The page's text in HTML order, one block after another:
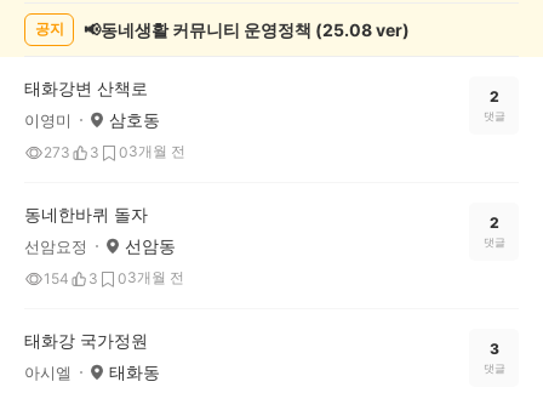
목
공지 📢동네생활 커뮤니티 운영정책 (25.08 ver)
태화강변 산책로
이영미 삼호동
273 3 03개월 전
2
댓글
동네한바퀴 돌자
선암요정 선암동
154 3 03개월 전
2
댓글
태화강 국가정원
아시엘 태화동
3
댓글